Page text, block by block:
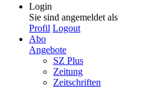
Login
Sie sind angemeldet als
Profil Logout
Abo
Angebote
SZ Plus
Zeitung
Zeitschriften